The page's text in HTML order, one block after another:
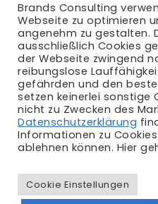
externer
Ansprechpartner|
Impressum|
Brands Consulting
Webseite zu optimieren
angenehm zu gestalten.
ausschließlich Cookies
der Webseite zwingend
reibungslose
gefährden und den
setzen keinerlei sonstige
nicht zu Zwecken des
Datenschutzerklärung
Informationen zu
ablehnen können. Hier
Cookie Einstellungen